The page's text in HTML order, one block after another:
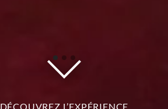
DÉCOUVREZ L’EXPÉRIENCE